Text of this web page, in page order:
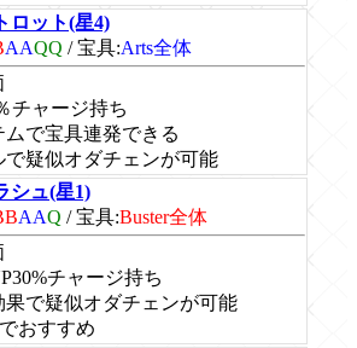
ロット(星4)
AAQQ /宝具:Arts全体
チャージ持ち
ムで宝具連発できる
で疑似オダチェンが可能
シュ(星1)
AAQ /宝具:Buster全体
チャージ持ち
果で疑似オダチェンが可能
でおすすめ